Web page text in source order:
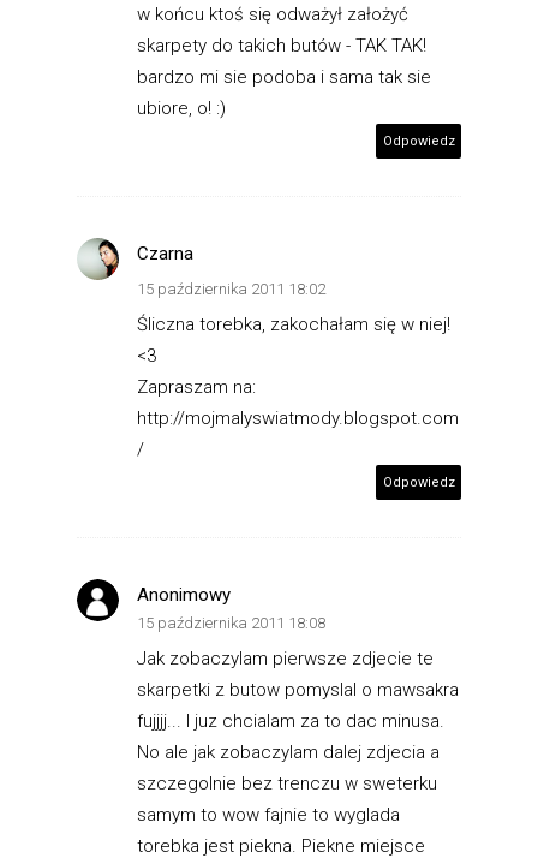
w końcu ktoś się odważył założyć
skarpety do takich butów - TAK TAK!
bardzo mi sie podoba i sama tak sie
ubiore, o! :)
Odpowiedz
Czarna
15 października 2011 18:02
Śliczna torebka, zakochałam się w niej!
<3
Zapraszam na:
http://mojmalyswiatmody.blogspot.com
/
Odpowiedz
Anonimowy
15 października 2011 18:08
Jak zobaczylam pierwsze zdjecie te
skarpetki z butow pomyslal o mawsakra
fujjjj... I juz chcialam za to dac minusa.
No ale jak zobaczylam dalej zdjecia a
szczegolnie bez trenczu w sweterku
samym to wow fajnie to wyglada
torebka jest piekna. Piekne miejsce